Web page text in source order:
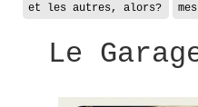
et les autres, alors?
Le